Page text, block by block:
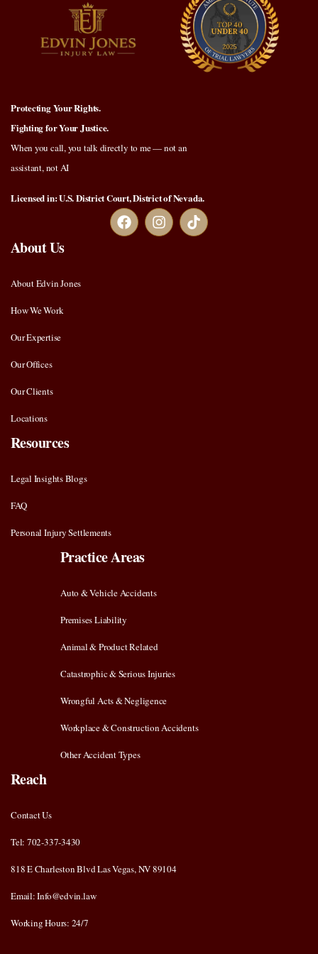
Protecting Your Rights.
Fighting for Your Justice.
When you call, you talk directly to me — not an
assistant, not AI
Licensed in: U.S. District Court, District of Nevada.
About Us
About Edvin Jones
How We Work
Our Expertise
Our Offices
Our Clients
Locations
Resources
Legal Insights Blogs
FAQ
Personal Injury Settlements
Practice Areas
Auto & Vehicle Accidents
Premises Liability
Animal & Product Related
Catastrophic & Serious Injuries
Wrongful Acts & Negligence
Workplace & Construction Accidents
Other Accident Types
Reach
Contact Us
Tel: 702-337-3430
818 E Charleston Blvd Las Vegas, NV 89104
Email: Info@edvin.law
Working Hours: 24/7